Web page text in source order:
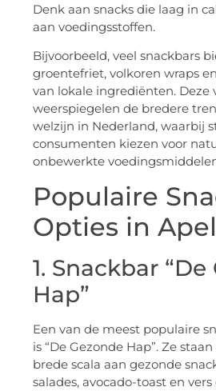
Denk aan snacks die laag in
aan voedingsstoffen.
Bijvoorbeeld, veel snackbars
groentefriet, volkoren wraps
van lokale ingrediënten. Deze
weerspiegelen de bredere
welzijn in Nederland, waarbij
consumenten kiezen voor
onbewerkte
Populaire
Opties in
1. Snackbar
Hap”
Een van de meest populaire
is “De Gezonde Hap”. Ze
brede scala aan gezonde
salades, avocado-toast en